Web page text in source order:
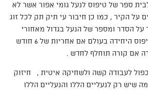
ספר של טיפוס לנעל גומי אפור אשר לא
על הקיר , כמו כן חיבור עי תיק תק לכל זוג
על הסדר ומספר של הנעל בגדול מאחורי
הנעל . נעל טיפוס היחידה בעולם אם אחריות של 6 חודש
אם קורה תוחלף לחדש .
כפול לעבודה קשה ולשחיקה איטית , חיזוק
שיש רק לנעליים הללו והנעליים הללו